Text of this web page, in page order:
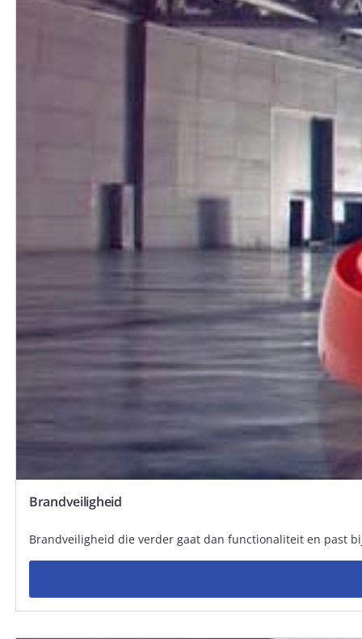
Brandveiligheid
Brandveiligheid die verder gaat dan functionaliteit en past